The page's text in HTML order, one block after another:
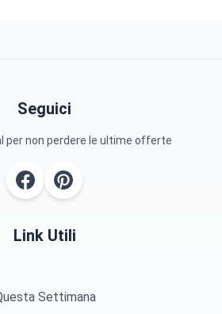
Seguici
per non perdere le ultime offerte
Link Utili
Settimana